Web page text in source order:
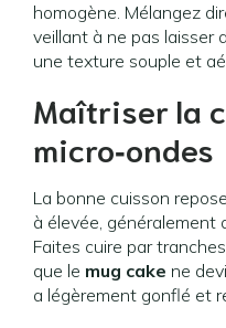
homogène. Mélangez
veillant à ne pas laisser
une texture souple et
Maîtriser la
micro‑ondes
La bonne cuisson
à élevée,
Faites cuire par
que le mug cake ne
a légèrement gonflé et